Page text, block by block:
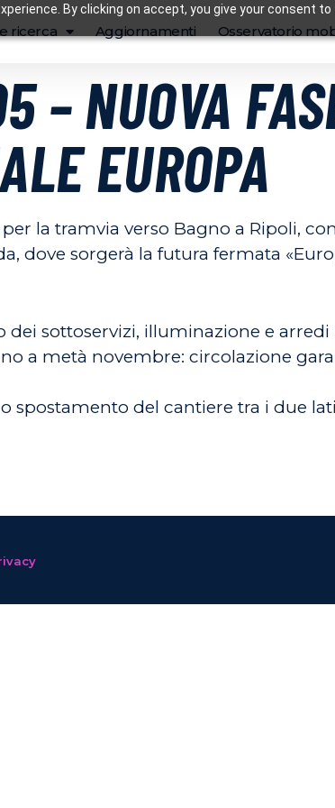
By clicking on accept, you give your consent
ricerca Aggiornamenti Osservatorio
– NUOVA
EUROPA
la tramvia verso Bagno a Ripoli,
dove sorgerà la futura fermata
sottoservizi, illuminazione e arredi
a metà novembre: circolazione
spostamento del cantiere tra i due